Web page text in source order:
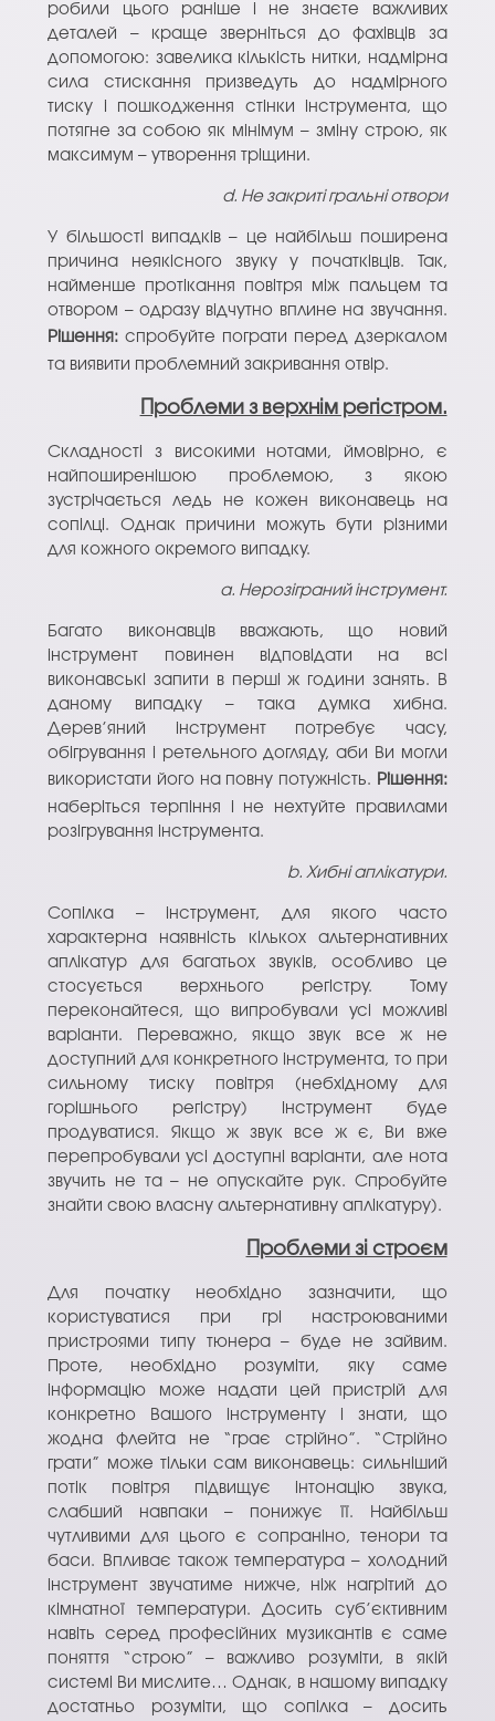
робили цього раніше і не знаєте важливих
деталей – краще зверніться до фахівців за
допомогою: завелика кількість нитки, надмірна
сила стискання призведуть до надмірного
тиску і пошкодження стінки інструмента, що
потягне за собою як мінімум – зміну строю, як
максимум – утворення тріщини.
d. Не закриті гральні отвори
У більшості випадків – це найбільш поширена
причина неякісного звуку у початківців. Так,
найменше протікання повітря між пальцем та
отвором – одразу відчутно вплине на звучання.
Рішення: спробуйте пограти перед дзеркалом
та виявити проблемний закривання отвір.
Проблеми з верхнім регістром.
Складності з високими нотами, ймовірно, є
найпоширенішою проблемою, з якою
зустрічається ледь не кожен виконавець на
сопілці. Однак причини можуть бути різними
для кожного окремого випадку.
а. Нерозіграний інструмент.
Багато виконавців вважають, що новий
інструмент повинен відповідати на всі
виконавські запити в перші ж години занять. В
даному випадку – така думка хибна.
Дерев’яний інструмент потребує часу,
обігрування і ретельного догляду, аби Ви могли
використати його на повну потужність. Рішення:
наберіться терпіння і не нехтуйте правилами
розігрування інструмента.
b. Хибні аплікатури.
Сопілка – інструмент, для якого часто
характерна наявність кількох альтернативних
аплікатур для багатьох звуків, особливо це
стосується верхнього регістру. Тому
переконайтеся, що випробували усі можливі
варіанти. Переважно, якщо звук все ж не
доступний для конкретного інструмента, то при
сильному тиску повітря (небхідному для
горішнього регістру) інструмент буде
продуватися. Якщо ж звук все ж є, Ви вже
перепробували усі доступні варіанти, але нота
звучить не та – не опускайте рук. Спробуйте
знайти свою власну альтернативну аплікатуру).
Проблеми зі строєм
Для початку необхідно зазначити, що
користуватися при грі настроюваними
пристроями типу тюнера – буде не зайвим.
Проте, необхідно розуміти, яку саме
інформацію може надати цей пристрій для
конкретно Вашого інструменту і знати, що
жодна флейта не “грає стрійно”. “Стрійно
грати” може тільки сам виконавець: сильніший
потік повітря підвищує інтонацію звука,
слабший навпаки – понижує її. Найбільш
чутливими для цього є сопраніно, тенори та
баси. Впливає також температура – холодний
інструмент звучатиме нижче, ніж нагрітий до
кімнатної температури. Досить суб’єктивним
навіть серед професійних музикантів є саме
поняття “строю” – важливо розуміти, в якій
системі Ви мислите… Однак, в нашому випадку
достатньо розуміти, що сопілка – досить